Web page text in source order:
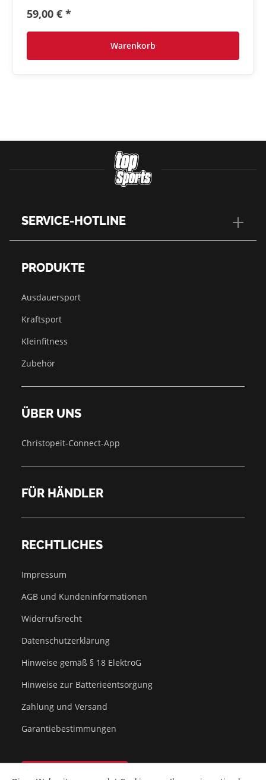
59,00 € *
Warenkorb
SERVICE-HOTLINE
PRODUKTE
Ausdauersport
Kraftsport
Kleinfitness
Zubehör
ÜBER UNS
Christopeit-Connect-App
FÜR HÄNDLER
RECHTLICHES
Impressum
AGB und Kundeninformationen
Widerrufsrecht
Datenschutzerklärung
Hinweise gemäß § 18 ElektroG
Hinweise zur Batterieentsorgung
Zahlung und Versand
Garantiebestimmungen